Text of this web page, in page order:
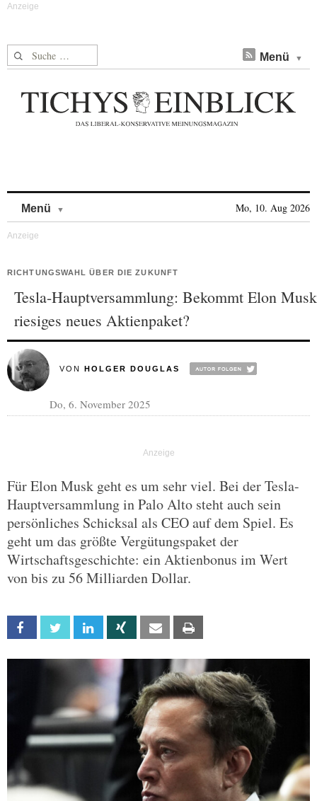
Suche nach: Menü
Menü Mo, 10. Aug 2026
RICHTUNGSWAHL ÜBER DIE ZUKUNFT
Tesla-Hauptversammlung: Bekommt Elon Musk
riesiges neues Aktienpaket?
VON HOLGER DOUGLAS
Do, 6. November 2025
Für Elon Musk geht es um sehr viel. Bei der Tesla-
Hauptversammlung in Palo Alto steht auch sein
persönliches Schicksal als CEO auf dem Spiel. Es
geht um das größte Vergütungspaket der
Wirtschaftsgeschichte: ein Aktienbonus im Wert
von bis zu 56 Milliarden Dollar.
Facebook Twitter Linkedin Xing Email